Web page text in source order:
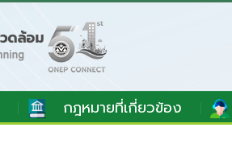
กฎหมายที่เกี่ยวข้อง